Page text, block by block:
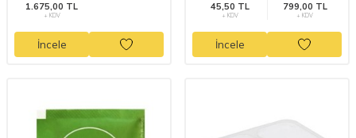
1.675,00 TL
+ KDV
İncele
45,50 TL
+ KDV
799,00 TL
+ KDV
İncele